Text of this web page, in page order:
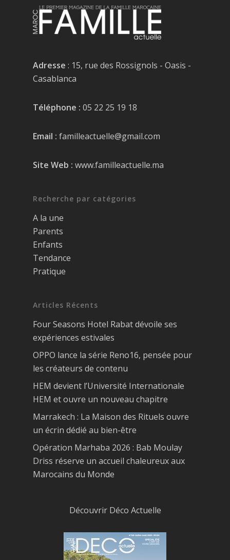
Adresse : 15, rue des Rossignols - Oasis -
Casablanca
Téléphone : 05 22 25 19 18
Email : familleactuelle@gmail.com
Site Web : www.familleactuelle.ma
Recherche par catégories
A la une
Parents
Enfants
Tendance
Pratique
Articles Récents
Four Seasons Hotel Rabat dévoile ses
expériences estivales
OPPO lance la série Reno16, pensée pour
les créateurs de contenu
HEM devient l’Université Internationale
HEM et ouvre un nouveau chapitre
Marrakech : La Maison des Rituels ouvre
un écrin dédié au bien-être
Opération Marhaba 2026 : Bab Moulay
Driss réserve un accueil chaleureux aux
Marocains du Monde
Découvrir Déco Actuelle